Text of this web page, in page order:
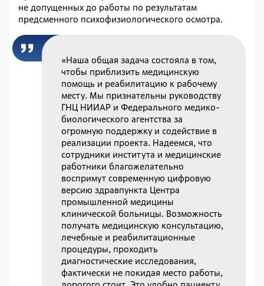
не допущенных до работы по результатам
предсменного психофизиологического осмотра.
«Наша общая задача состояла в том,
чтобы приблизить медицинскую
помощь и реабилитацию к рабочему
месту. Мы признательны руководству
ГНЦ НИИАР и Федерального медико-
биологического агентства за
огромную поддержку и содействие в
реализации проекта. Надеемся, что
сотрудники института и медицинские
работники благожелательно
воспримут современную цифровую
версию здравпункта Центра
промышленной медицины
клинической больницы. Возможность
получать медицинскую консультацию,
лечебные и реабилитационные
процедуры, проходить
диагностические исследования,
фактически не покидая место работы,